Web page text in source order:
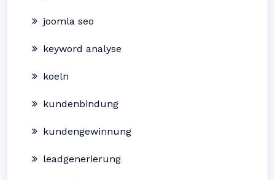
joomla seo
keyword analyse
koeln
kundenbindung
kundengewinnung
leadgenerierung